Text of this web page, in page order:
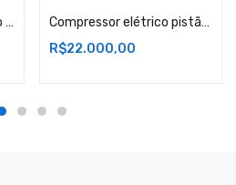
Compressor de ar elétrico – Alta pressão Lote I- RJ
Compressor elétrico pistão alta pressão – Ingersoll Rand – frota 643 – SP
R$22.000,00